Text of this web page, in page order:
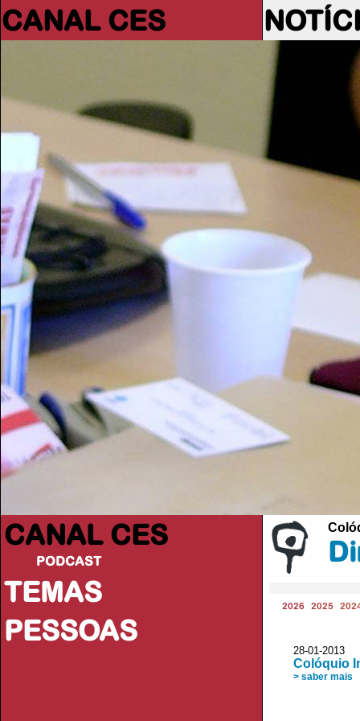
CANAL CES
CANAL CES
PODCAST
TEMAS
PESSOAS
2026 2025
28-01-
Colóquio
> saber mais